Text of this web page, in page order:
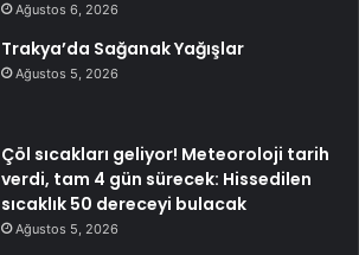
Ağustos 6, 2026
Trakya’da Sağanak Yağışlar
Ağustos 5, 2026
Çöl sıcakları geliyor! Meteoroloji tarih
verdi, tam 4 gün sürecek: Hissedilen
sıcaklık 50 dereceyi bulacak
Ağustos 5, 2026